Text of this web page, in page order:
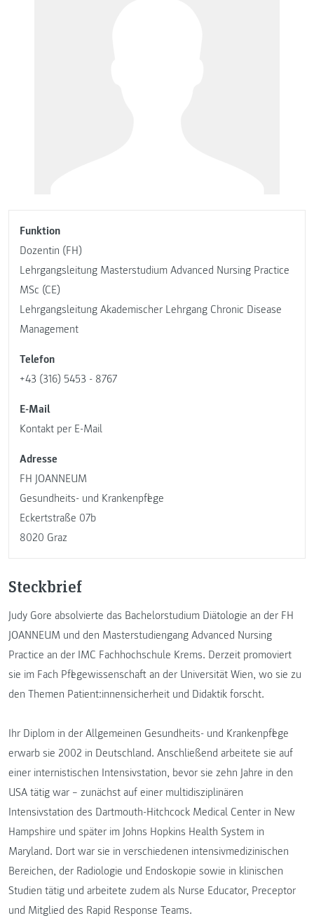
Funktion
Dozentin (FH)
Lehrgangsleitung Masterstudium Advanced Nursing Practice
MSc (CE)
Lehrgangsleitung Akademischer Lehrgang Chronic Disease
Management
Telefon
+43 (316) 5453 - 8767
E-Mail
Kontakt per E-Mail
Adresse
FH JOANNEUM
Gesundheits- und Krankenpflege
Eckertstraße 07b
8020 Graz
Steckbrief
Judy Gore absolvierte das Bachelorstudium Diätologie an der FH
JOANNEUM und den Masterstudiengang Advanced Nursing
Practice an der IMC Fachhochschule Krems. Derzeit promoviert
sie im Fach Pflegewissenschaft an der Universität Wien, wo sie zu
den Themen Patient:innensicherheit und Didaktik forscht.
Ihr Diplom in der Allgemeinen Gesundheits- und Krankenpflege
erwarb sie 2002 in Deutschland. Anschließend arbeitete sie auf
einer internistischen Intensivstation, bevor sie zehn Jahre in den
USA tätig war – zunächst auf einer multidisziplinären
Intensivstation des Dartmouth-Hitchcock Medical Center in New
Hampshire und später im Johns Hopkins Health System in
Maryland. Dort war sie in verschiedenen intensivmedizinischen
Bereichen, der Radiologie und Endoskopie sowie in klinischen
Studien tätig und arbeitete zudem als Nurse Educator, Preceptor
und Mitglied des Rapid Response Teams.